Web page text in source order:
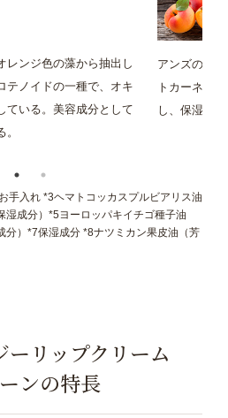
レンジ色の藻から抽出し
テノイドの一種で、オキ
ている。美容成分として
アンズの種
トカーネル
し、保湿力
手入れ *3ヘマトコッカスプルビアリス油
湿成分）*5ヨーロッパキイチゴ種子油
分）*7保湿成分 *8ナツミカン果皮油（芳
ーリップクリーム
ンの特長